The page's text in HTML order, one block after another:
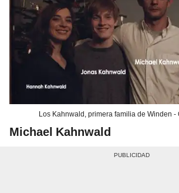
Los Kahnwald, primera familia de Winden -
Michael Kahnwald